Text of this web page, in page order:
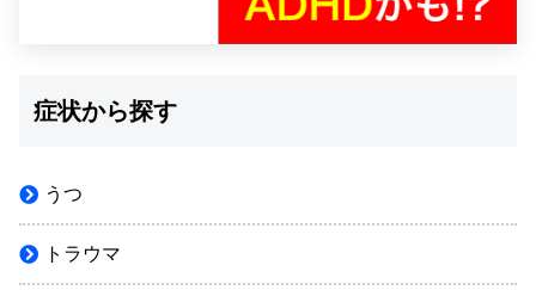
症状から探す
うつ
トラウマ